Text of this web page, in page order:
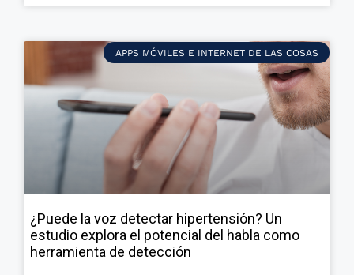
APPS MÓVILES E INTERNET DE LAS COSAS
¿Puede la voz detectar hipertensión? Un
estudio explora el potencial del habla como
herramienta de detección